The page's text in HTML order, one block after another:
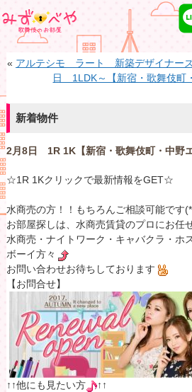
« アルテシモ ラート 新築デザイナー
日 1LDK～【新宿・歌舞伎町
新着物件
2月8日 1R 1K【新宿・歌舞伎町・中野エ
☆1R 1Kクリックで最新情報をGET☆
水商売の方！！もちろんご相談可能です
お部屋探しは、水商売賃貸のプロにお任
水商売・ナイトワーク・キャバクラ・ホ
ボーイ方々
お問い合わせお待ちしております
【お問合せ】
↑↑他にも見たい方 ↑↑